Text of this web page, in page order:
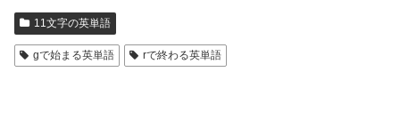
11文字の英単語
gで始まる英単語 rで終わる英単語